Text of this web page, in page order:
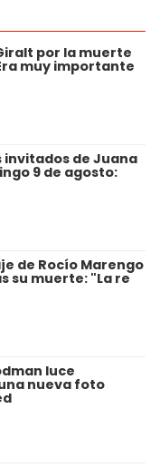
por la muerte
muy importante
invitados de Juana
9 de agosto:
de Rocío Marengo
su muerte: "La re
luce
nueva foto